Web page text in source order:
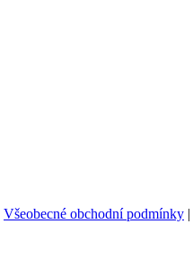
Všeobecné obchodní podmínky |